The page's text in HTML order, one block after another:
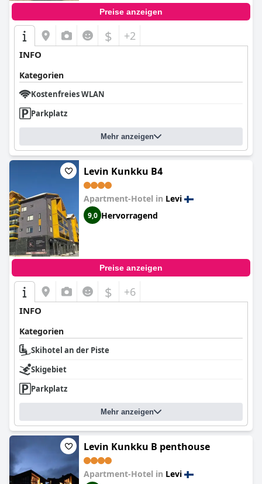
Preise anzeigen
$ +2
INFO
Kategorien
Kostenfreies WLAN
Parkplatz
Mehr anzeigen
Levin Kunkku B4
Apartment-Hotel in Levi
9,0 Hervorragend
Preise anzeigen
$ +6
INFO
Kategorien
Skihotel an der Piste
Skigebiet
Parkplatz
Mehr anzeigen
Levin Kunkku B penthouse
Apartment-Hotel in Levi